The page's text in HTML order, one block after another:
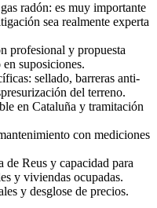
radón: es muy importante
sea realmente experta
profesional y propuesta
suposiciones.
sellado, barreras anti-
del terreno.
en Cataluña y tramitación
con mediciones
Reus y capacidad para
y viviendas ocupadas.
y desglose de precios.